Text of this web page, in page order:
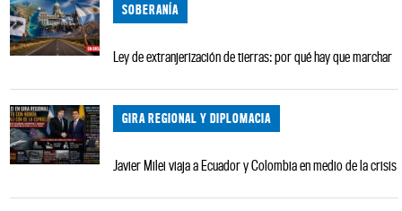
SOBERANÍA
Ley de extranjerización de tierras: por qué hay que marchar
GIRA REGIONAL Y DIPLOMACIA
Javier Milei viaja a Ecuador y Colombia en medio de la crisis